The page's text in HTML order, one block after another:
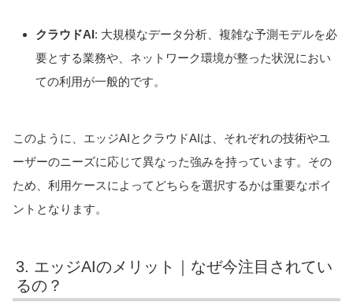
クラウドAI: 大規模なデータ分析、複雑な予測モデルを必
要とする業務や、ネットワーク環境が整った状況におい
ての利用が一般的です。
このように、エッジAIとクラウドAIは、それぞれの技術やユ
ーザーのニーズに応じて異なった強みを持っています。その
ため、利用ケースによってどちらを選択するかは重要なポイ
ントとなります。
3. エッジAIのメリット｜なぜ今注目されてい
るの？